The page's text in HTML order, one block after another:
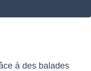
à des balades